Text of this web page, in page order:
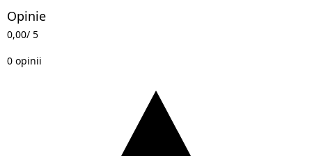
Opinie
0,00/ 5
0 opinii